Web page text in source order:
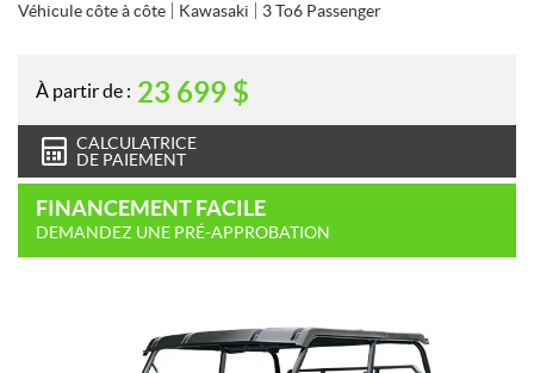
Véhicule côte à côte Kawasaki 3 To6 Passenger
À partir de : 23 699 $
CALCULATRICE
DE PAIEMENT
FINANCEMENT FACILE
DEMANDEZ UNE PRÉ-APPROBATION